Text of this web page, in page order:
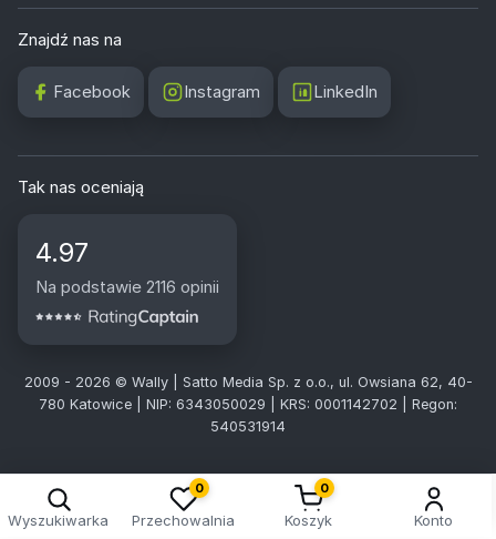
Znajdź nas na
Facebook Instagram LinkedIn
Tak nas oceniają
4.97
Na podstawie 2116 opinii
2009 - 2026 © Wally | Satto Media Sp. z o.o., ul. Owsiana 62, 40-
780 Katowice | NIP: 6343050029 | KRS: 0001142702 | Regon:
540531914
Wyszukiwarka
0
Przechowalnia
0
Koszyk Konto